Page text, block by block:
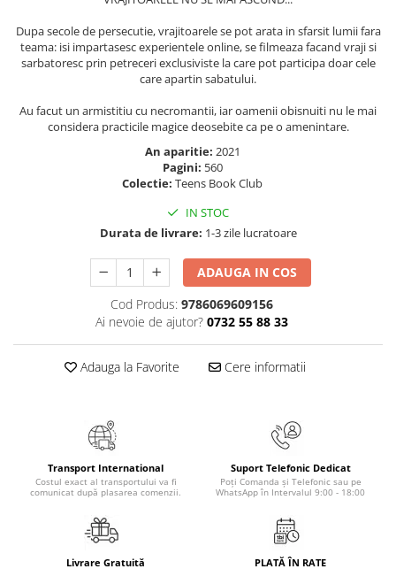
Elevi de 10 plus
Lecturi Scolare
Lumea Copilariei
Manuale - Carte Scolara
Limbi Straine
Povesti - Basme - Legende
Religie pentru copii
ScienceConnection
Dupa secole de persecutie, vrajitoarele se pot arata in sfarsit lumii fara
teama: isi impartasesc experientele online, se filmeaza facand vraji si
sarbatoresc prin petreceri exclusiviste la care pot participa doar cele
care apartin sabatului.
Au facut un armistitiu cu necromantii, iar oamenii obisnuiti nu le mai
considera practicile magice deosebite ca pe o amenintare.
An aparitie: 2021
Pagini: 560
Colectie: Teens Book Club
IN STOC
Durata de livrare: 1-3 zile lucratoare
ADAUGA IN COS
Cod Produs: 9786069609156
Ai nevoie de ajutor? 0732 55 88 33
Adauga la Favorite Cere informatii
Transport International
Costul exact al transportului va fi
comunicat după plasarea comenzii.
Suport Telefonic Dedicat
Poți Comanda și Telefonic sau pe
WhatsApp în Intervalul 9:00 - 18:00
Livrare Gratuită PLATĂ ÎN RATE